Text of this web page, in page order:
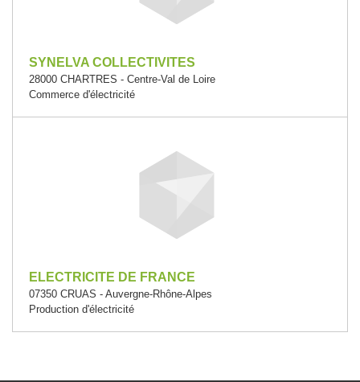
SYNELVA COLLECTIVITES
28000 CHARTRES - Centre-Val de Loire
Commerce d'électricité
ELECTRICITE DE FRANCE
07350 CRUAS - Auvergne-Rhône-Alpes
Production d'électricité